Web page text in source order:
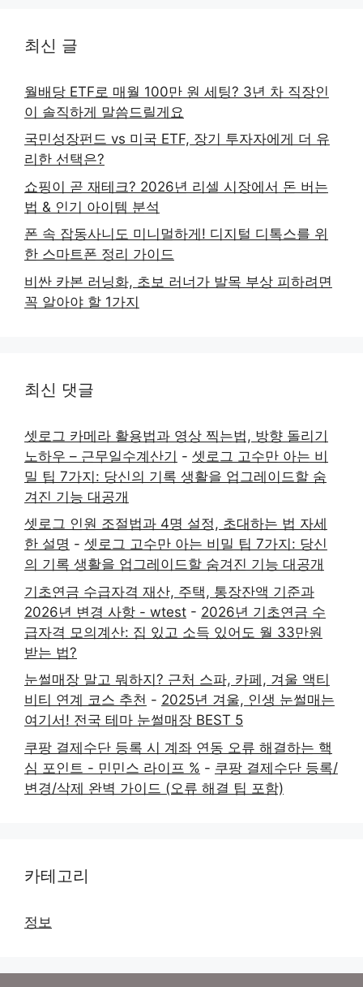
최신 글
월배당 ETF로 매월 100만 원 세팅? 3년 차 직장인
이 솔직하게 말씀드릴게요
국민성장펀드 vs 미국 ETF, 장기 투자자에게 더 유
리한 선택은?
쇼핑이 곧 재테크? 2026년 리셀 시장에서 돈 버는
법 & 인기 아이템 분석
폰 속 잡동사니도 미니멀하게! 디지털 디톡스를 위
한 스마트폰 정리 가이드
비싼 카본 러닝화, 초보 러너가 발목 부상 피하려면
꼭 알아야 할 1가지
최신 댓글
셋로그 카메라 활용법과 영상 찍는법, 방향 돌리기
노하우 – 근무일수계산기 - 셋로그 고수만 아는 비
밀 팁 7가지: 당신의 기록 생활을 업그레이드할 숨
겨진 기능 대공개
셋로그 인원 조절법과 4명 설정, 초대하는 법 자세
한 설명 - 셋로그 고수만 아는 비밀 팁 7가지: 당신
의 기록 생활을 업그레이드할 숨겨진 기능 대공개
기초연금 수급자격 재산, 주택, 통장잔액 기준과
2026년 변경 사항 - wtest - 2026년 기초연금 수
급자격 모의계산: 집 있고 소득 있어도 월 33만원
받는 법?
눈썰매장 말고 뭐하지? 근처 스파, 카페, 겨울 액티
비티 연계 코스 추천 - 2025년 겨울, 인생 눈썰매는
여기서! 전국 테마 눈썰매장 BEST 5
쿠팡 결제수단 등록 시 계좌 연동 오류 해결하는 핵
심 포인트 - 민민스 라이프 % - 쿠팡 결제수단 등록/
변경/삭제 완벽 가이드 (오류 해결 팁 포함)
카테고리
정보